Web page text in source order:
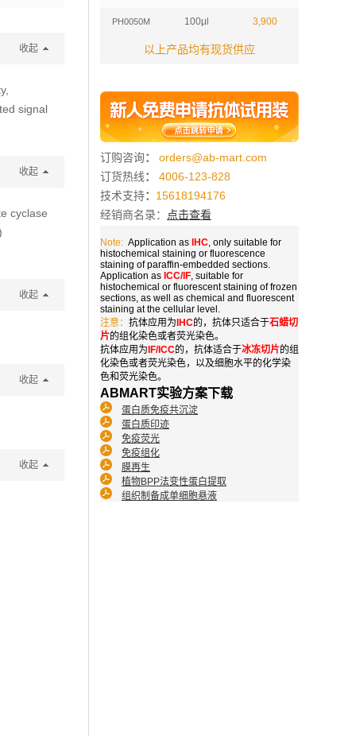
PH0050M 100μl 3,900
以上产品均有现货供应
订购咨询：
orders@ab-mart.com
订货热线：
4006-123-828
技术支持： 15618194176
经销商名录：
点击查看
Note: Application as IHC, only suitable for
histochemical staining or fluorescence
staining of paraffin-embedded sections.
Application as ICC/IF, suitable for
histochemical or fluorescent staining of frozen
sections, as well as chemical and fluorescent
staining at the cellular level.
注意： 抗体应用为 IHC的，抗体只适合于石蜡切
片的组化染色或者荧光染色。
抗体应用为 IF/ICC的，抗体适合于冰冻切片的组
化染色或者荧光染色，以及细胞水平的化学染
色和荧光染色。
ABMART实验方案下载
蛋白质免疫共沉淀
蛋白质印迹
免疫荧光
免疫组化
膜再生
植物BPP法变性蛋白提取
组织制备成单细胞悬液
收起
signal
收起
cyclase
收起
收起
收起